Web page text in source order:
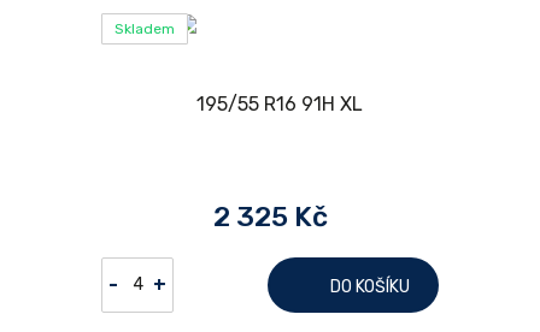
Skladem
2 325 Kč
- + DO KOŠÍKU